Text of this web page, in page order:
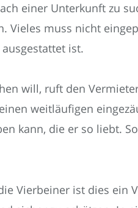
einer Unterkunft zu
Vieles muss nicht
ist.
will, ruft den
weitläufigen
kann, die er so liebt.
Vierbeiner ist dies ein